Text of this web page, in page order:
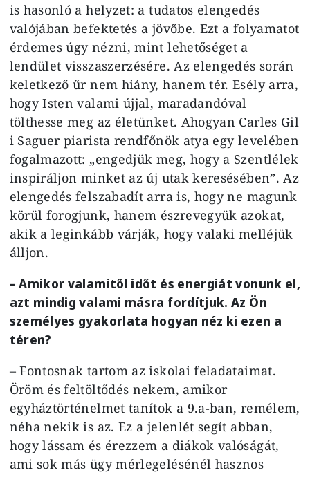
is hasonló a helyzet: a tudatos elengedés
valójában befektetés a jövőbe. Ezt a folyamatot
érdemes úgy nézni, mint lehetőséget a
lendület visszaszerzésére. Az elengedés során
keletkező űr nem hiány, hanem tér. Esély arra,
hogy Isten valami újjal, maradandóval
tölthesse meg az életünket. Ahogyan Carles Gil
i Saguer piarista rendfőnök atya egy levelében
fogalmazott: „engedjük meg, hogy a Szentlélek
inspiráljon minket az új utak keresésében”. Az
elengedés felszabadít arra is, hogy ne magunk
körül forogjunk, hanem észrevegyük azokat,
akik a leginkább várják, hogy valaki melléjük
álljon.
– Amikor valamitől időt és energiát vonunk el,
azt mindig valami másra fordítjuk. Az Ön
személyes gyakorlata hogyan néz ki ezen a
téren?
– Fontosnak tartom az iskolai feladataimat.
Öröm és feltöltődés nekem, amikor
egyháztörténelmet tanítok a 9.a-ban, remélem,
néha nekik is az. Ez a jelenlét segít abban,
hogy lássam és érezzem a diákok valóságát,
ami sok más ügy mérlegelésénél hasznos